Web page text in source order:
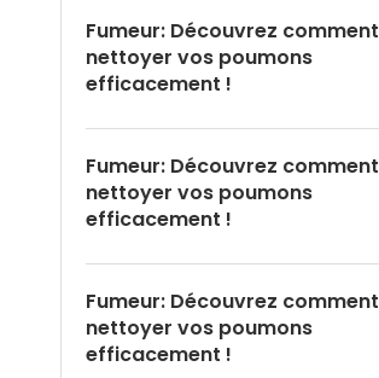
Fumeur: Découvrez comment
nettoyer vos poumons
efficacement !
Fumeur: Découvrez comment
nettoyer vos poumons
efficacement !
Fumeur: Découvrez comment
nettoyer vos poumons
efficacement !